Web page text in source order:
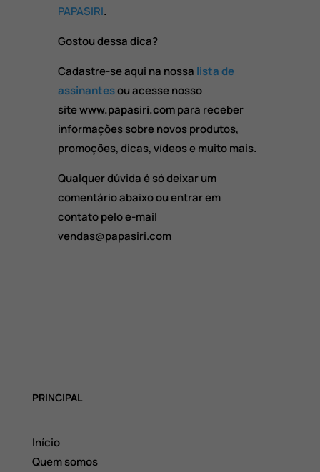
PAPASIRI.
Gostou dessa dica?
Cadastre-se aqui na nossa lista de
assinantesou acesse nosso
sitewww.papasiri.compara receber
informações sobre novos produtos,
promoções, dicas, vídeos e muito mais.
Qualquer dúvida é só deixar um
comentário abaixo ou entrar em
contato pelo e-mail
vendas@papasiri.com
PRINCIPAL
Início
Quem somos